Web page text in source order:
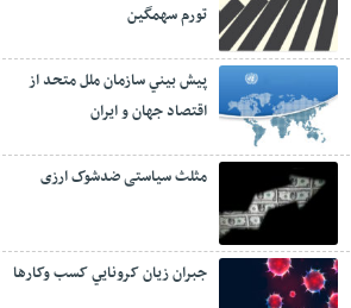
تورم سهمگين
پيش‏ بيني سازمان ملل متحد از
اقتصاد جهان و ايران
مثلث سیاستی ضدشوک ارزی
جبران زيان کرونايي کسب وکارها